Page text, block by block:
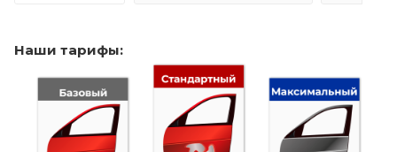
Наши тарифы: